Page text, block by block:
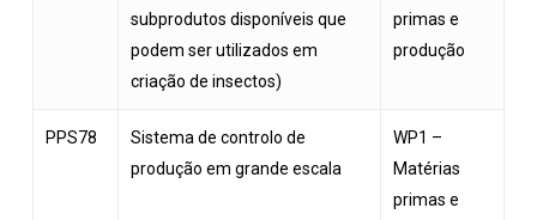
subprodutos disponíveis que
podem ser utilizados em
criação de insectos)
primas e
produção
PPS78
Sistema de controlo de
produção em grande escala
WP1 –
Matérias
primas e